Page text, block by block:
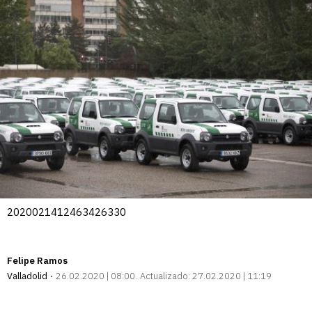
2020021412463426330
Felipe Ramos
Valladolid
26.02.2020 | 08:00 Actualizado: 27.02.2020 | 11:19